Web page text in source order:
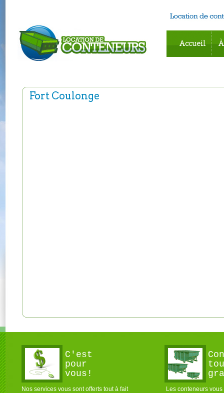
Accueil
Fort Coulonge
C'est
pour
vous!
Nos services vous sont offerts tout à fait
Les conteneurs